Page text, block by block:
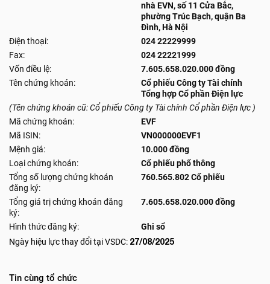
nhà EVN, số 11 Cửa Bắc,
phường Trúc Bạch, quận Ba
Đình, Hà Nội
Điện thoại:
024 22229999
Fax:
024 22221999
Vốn điều lệ:
7.605.658.020.000 đồng
Tên chứng khoán:
Cổ phiếu Công ty Tài chính
Tổng hợp Cổ phần Điện lực
(Tên chứng khoán cũ: Cổ phiếu Công ty Tài chính Cổ phần Điện lực )
Mã chứng khoán:
EVF
Mã ISIN:
VN000000EVF1
Mệnh giá:
10.000 đồng
Loại chứng khoán:
Cổ phiếu phổ thông
Tổng số lượng chứng khoán
đăng ký:
760.565.802 Cổ phiếu
Tổng giá trị chứng khoán đăng
ký:
7.605.658.020.000 đồng
Hình thức đăng ký:
Ghi sổ
Ngày hiệu lực thay đổi tại VSDC: 27/08/2025
Tin cùng tổ chức